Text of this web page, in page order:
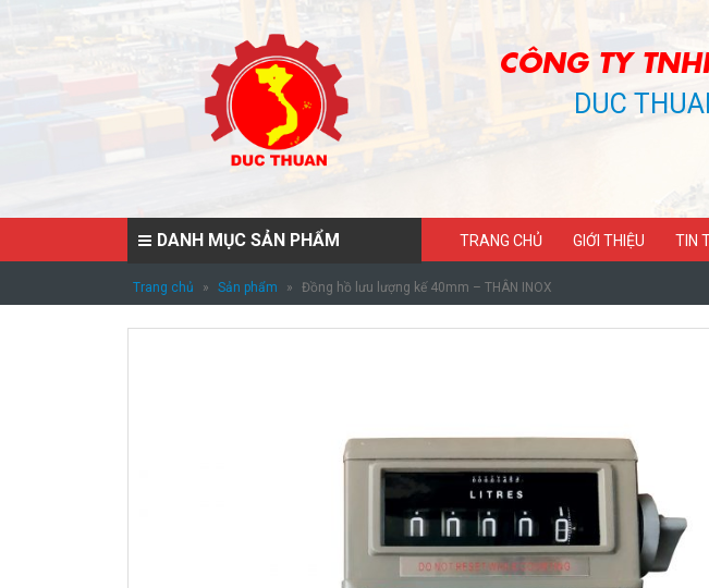
CÔNG TY
DUC
TRANG CHỦ GIỚI THIỆU TIN
Trang chủ » Sản phẩm » Đồng hồ lưu lượng kế 40mm – THÂN INOX
DANH MỤC SẢN PHẨM